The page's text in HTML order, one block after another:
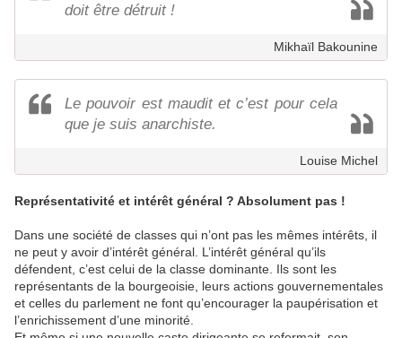
doit être détruit !
Mikhaïl Bakounine
Le pouvoir est maudit et c’est pour cela
que je suis anarchiste.
Louise Michel
Représentativité et intérêt général ? Absolument pas !
Dans une société de classes qui n’ont pas les mêmes intérêts, il
ne peut y avoir d’intérêt général. L’intérêt général qu’ils
défendent, c’est celui de la classe dominante. Ils sont les
représentants de la bourgeoisie, leurs actions gouvernementales
et celles du parlement ne font qu’encourager la paupérisation et
l’enrichissement d’une minorité.